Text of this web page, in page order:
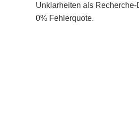
Unklarheiten als
0% Fehlerquote.